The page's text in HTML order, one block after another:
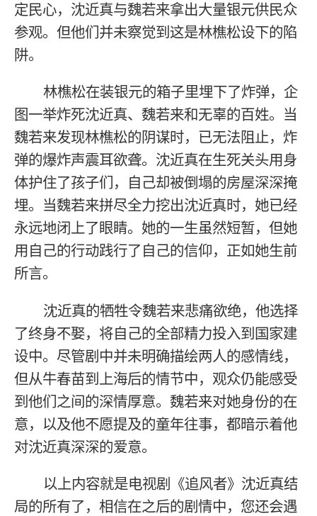
定民心，沈近真与魏若来拿出大量银元供民众
参观。但他们并未察觉到这是林樵松设下的陷
阱。
林樵松在装银元的箱子里埋下了炸弹，企
图一举炸死沈近真、魏若来和无辜的百姓。当
魏若来发现林樵松的阴谋时，已无法阻止，炸
弹的爆炸声震耳欲聋。沈近真在生死关头用身
体护住了孩子们，自己却被倒塌的房屋深深掩
埋。当魏若来拼尽全力挖出沈近真时，她已经
永远地闭上了眼睛。她的一生虽然短暂，但她
用自己的行动践行了自己的信仰，正如她生前
所言。
沈近真的牺牲令魏若来悲痛欲绝，他选择
了终身不娶，将自己的全部精力投入到国家建
设中。尽管剧中并未明确描绘两人的感情线，
但从牛春苗到上海后的情节中，观众仍能感受
到他们之间的深情厚意。魏若来对她身份的在
意，以及他不愿提及的童年往事，都暗示着他
对沈近真深深的爱意。
以上内容就是电视剧《追风者》沈近真结
局的所有了，相信在之后的剧情中，您还会遇